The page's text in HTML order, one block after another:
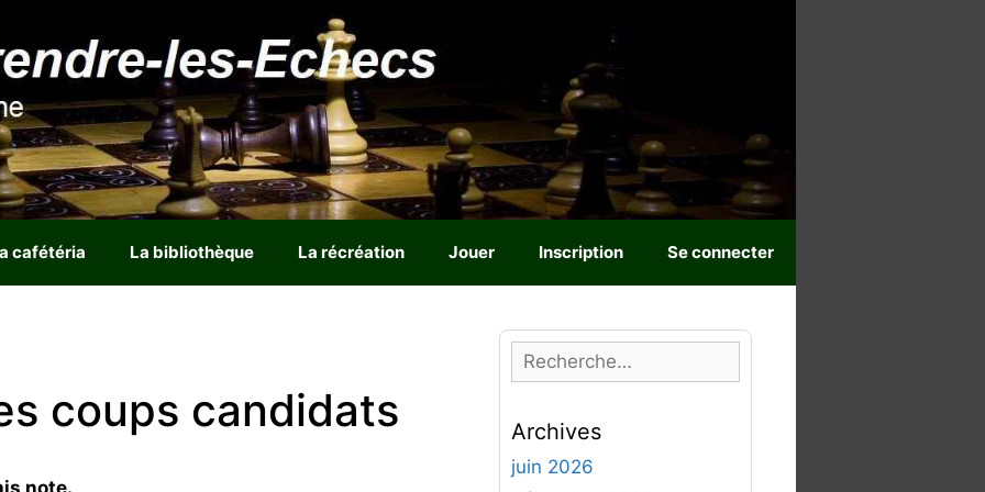
cafétéria La bibliothèque La récréation Jouer Inscription Se connecter
coups candidats
note.
e
h
e
Archives
juin 2026